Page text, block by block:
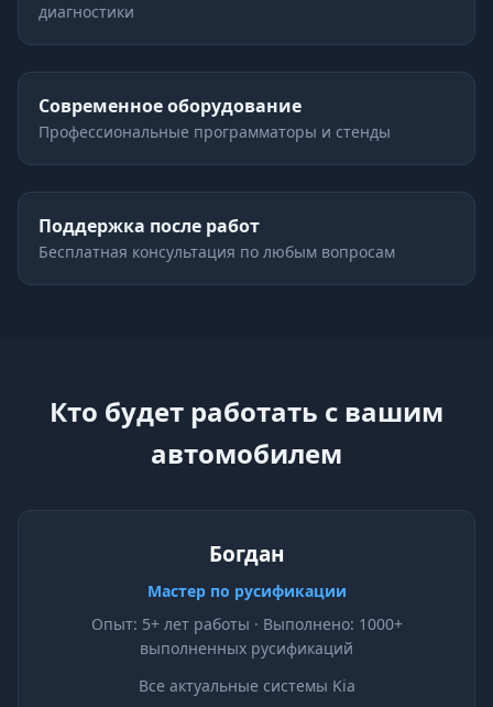
диагностики
Современное оборудование
Профессиональные программаторы и стенды
Поддержка после работ
Бесплатная консультация по любым вопросам
Кто будет работать с вашим
автомобилем
Богдан
Мастер по русификации
Опыт: 5+ лет работы · Выполнено: 1000+
выполненных русификаций
Все актуальные системы Kia